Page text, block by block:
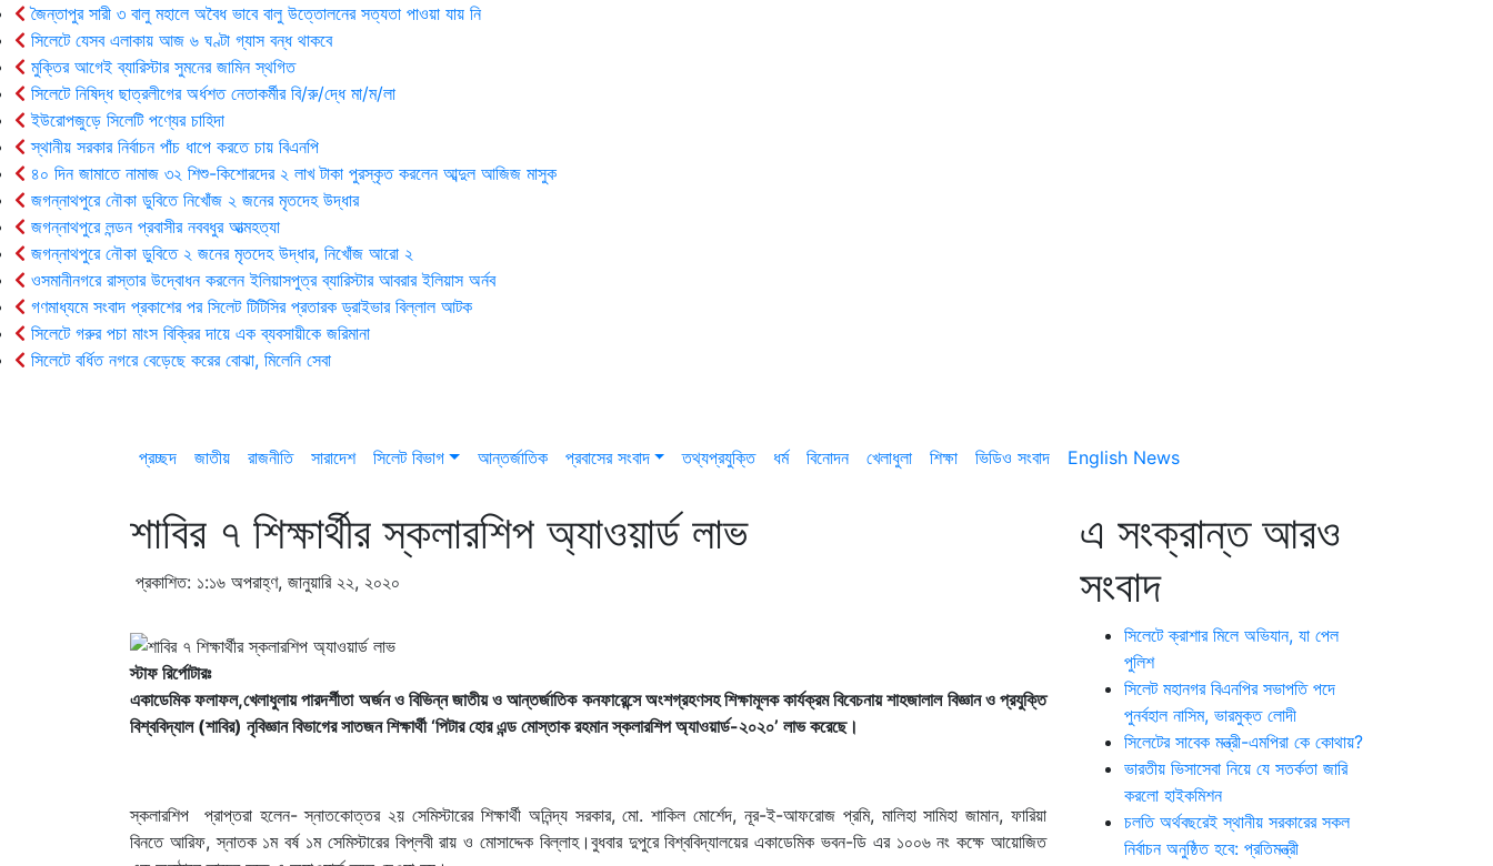
জৈন্তাপুর সারী ৩ বালু মহালে অবৈধ ভাবে বালু উত্তোলনের সত্যতা পাওয়া যায় নি
সিলেটে যেসব এলাকায় আজ ৬ ঘণ্টা গ্যাস বন্ধ থাকবে
মুক্তির আগেই ব্যারিস্টার সুমনের জামিন স্থগিত
সিলেটে নিষিদ্ধ ছাত্রলীগের অর্ধশত নেতাকর্মীর বি/রু/দ্ধে মা/ম/লা
ইউরোপজুড়ে সিলেটি পণ্যের চাহিদা
স্থানীয় সরকার নির্বাচন পাঁচ ধাপে করতে চায় বিএনপি
৪০ দিন জামাতে নামাজ ৩২ শিশু-কিশোরদের ২ লাখ টাকা পুরস্কৃত করলেন আব্দুল আজিজ মাসুক
জগন্নাথপুরে নৌকা ডুবিতে নিখোঁজ ২ জনের মৃতদেহ উদ্ধার
জগন্নাথপুরে লন্ডন প্রবাসীর নববধুর আত্মহত্যা
জগন্নাথপুরে নৌকা ডুবিতে ২ জনের মৃতদেহ উদ্ধার, নিখোঁজ আরো ২
ওসমানীনগরে রাস্তার উদ্বোধন করলেন ইলিয়াসপুত্র ব্যারিস্টার আবরার ইলিয়াস অর্নব
গণমাধ্যমে সংবাদ প্রকাশের পর সিলেট টিটিসির প্রতারক ড্রাইভার বিল্লাল আটক
সিলেটে গরুর পচা মাংস বিক্রির দায়ে এক ব্যবসায়ীকে জরিমানা
সিলেটে বর্ধিত নগরে বেড়েছে করের বোঝা, মিলেনি সেবা
প্রচ্ছদ জাতীয় রাজনীতি সারাদেশ সিলেট বিভাগ আন্তর্জাতিক প্রবাসের সংবাদ তথ্যপ্রযুক্তি ধর্ম বিনোদন খেলাধুলা শিক্ষা ভিডিও সংবাদ English News
শাবির ৭ শিক্ষার্থীর স্কলারশিপ অ্যাওয়ার্ড লাভ
প্রকাশিত: ১:১৬ অপরাহ্ণ, জানুয়ারি ২২, ২০২০
স্টাফ রির্পোটারঃ
একাডেমিক ফলাফল,খেলাধুলায় পারদর্শীতা অর্জন ও বিভিন্ন জাতীয় ও আন্তর্জাতিক কনফারেন্সে অংশগ্রহণসহ শিক্ষামূলক কার্যক্রম বিবেচনায় শাহজালাল বিজ্ঞান ও প্রযুক্তি
বিশ্ববিদ্যাল (শাবির) নৃবিজ্ঞান বিভাগের সাতজন শিক্ষার্থী ‘পিটার হোর এন্ড মোস্তাক রহমান স্কলারশিপ অ্যাওয়ার্ড-২০২০’ লাভ করেছে।
স্কলারশিপ প্রাপ্তরা হলেন- স্নাতকোত্তর ২য় সেমিস্টারের শিক্ষার্থী অনিন্দ্য সরকার, মো. শাকিল মোর্শেদ, নূর-ই-আফরোজ প্রমি, মালিহা সামিহা জামান, ফারিয়া
বিনতে আরিফ, স্নাতক ১ম বর্ষ ১ম সেমিস্টারের বিপ্লবী রায় ও মোসাদ্দেক বিল্লাহ।বুধবার দুপুরে বিশ্ববিদ্যালয়ের একাডেমিক ভবন-ডি এর ১০০৬ নং কক্ষে আয়োজিত
এ সংক্রান্ত আরও
সংবাদ
সিলেটে ক্রাশার মিলে অভিযান, যা পেল
পুলিশ
সিলেট মহানগর বিএনপির সভাপতি পদে
পুনর্বহাল নাসিম, ভারমুক্ত লোদী
সিলেটের সাবেক মন্ত্রী-এমপিরা কে কোথায়?
ভারতীয় ভিসাসেবা নিয়ে যে সতর্কতা জারি
করলো হাইকমিশন
চলতি অর্থবছরেই স্থানীয় সরকারের সকল
নির্বাচন অনুষ্ঠিত হবে: প্রতিমন্ত্রী